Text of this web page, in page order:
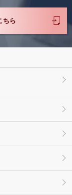
ちら